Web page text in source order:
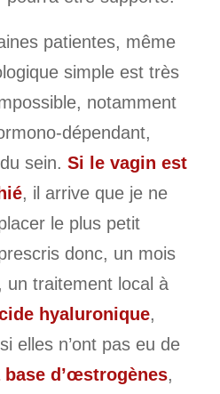
patientes, même
simple est très
notamment
dépendant,
sein. Si le vagin est
, il arrive que je ne
le plus petit
donc, un mois
un traitement local à
hyaluronique,
elles n’ont pas eu de
base d’œstrogènes,